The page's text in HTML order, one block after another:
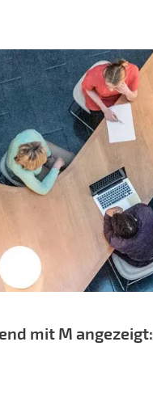
mit M angezeigt: